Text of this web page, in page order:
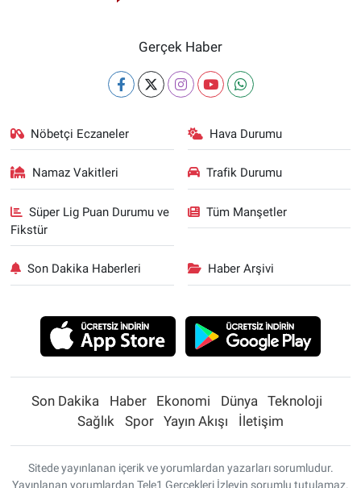
Gerçek Haber
Nöbetçi Eczaneler Hava Durumu
Namaz Vakitleri Trafik Durumu
Süper Lig Puan Durumu ve
Fikstür
Tüm Manşetler
Son Dakika Haberleri Haber Arşivi
Son Dakika Haber Ekonomi Dünya
Teknoloji
Sağlık
Spor Yayın Akışı İletişim
Sitede yayınlanan içerik ve yorumlardan yazarları sorumludur.
Yayınlanan yorumlardan Tele1 Gerçekleri İzleyin sorumlu tutulamaz.